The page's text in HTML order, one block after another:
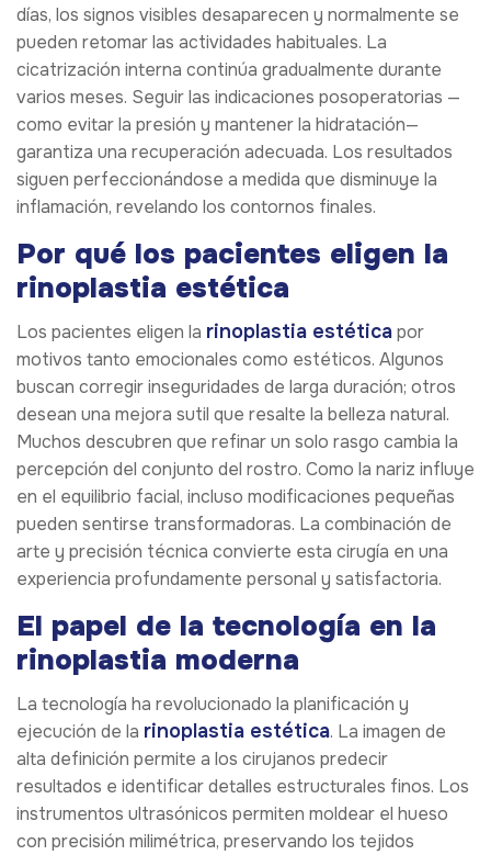
días, los signos visibles desaparecen y normalmente se
pueden retomar las actividades habituales. La
cicatrización interna continúa gradualmente durante
varios meses. Seguir las indicaciones posoperatorias —
como evitar la presión y mantener la hidratación—
garantiza una recuperación adecuada. Los resultados
siguen perfeccionándose a medida que disminuye la
inflamación, revelando los contornos finales.
Por qué los pacientes eligen la
rinoplastia estética
Los pacientes eligen la rinoplastia estéticapor
motivos tanto emocionales como estéticos. Algunos
buscan corregir inseguridades de larga duración; otros
desean una mejora sutil que resalte la belleza natural.
Muchos descubren que refinar un solo rasgo cambia la
percepción del conjunto del rostro. Como la nariz influye
en el equilibrio facial, incluso modificaciones pequeñas
pueden sentirse transformadoras. La combinación de
arte y precisión técnica convierte esta cirugía en una
experiencia profundamente personal y satisfactoria.
El papel de la tecnología en la
rinoplastia moderna
La tecnología ha revolucionado la planificación y
ejecución de la rinoplastia estética. La imagen de
alta definición permite a los cirujanos predecir
resultados e identificar detalles estructurales finos. Los
instrumentos ultrasónicos permiten moldear el hueso
con precisión milimétrica, preservando los tejidos